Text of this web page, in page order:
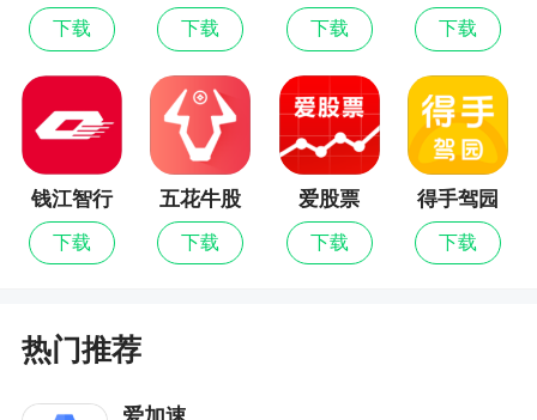
下载
库最新版
下载
库
下载 下载
钱江智行
下载
五花牛股
票最新版
下载
爱股票
下载
得手驾园
下载
热门推荐